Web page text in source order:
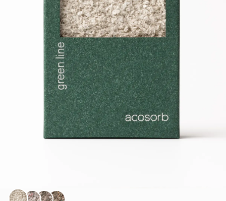
India Yellow
Billboard Grey
Hong Kong Grey
Apple Grey